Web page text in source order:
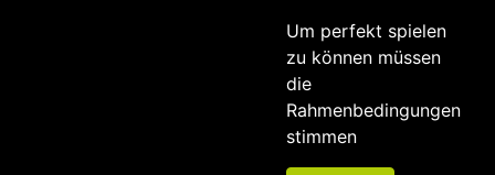
Um perfekt spielen
zu können müssen
die
Rahmenbedingungen
stimmen